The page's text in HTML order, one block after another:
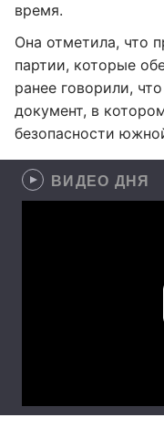
время.
Она отметила, что
партии, которые
ранее говорили,
документ, в
безопасности
ВИДЕО ДНЯ